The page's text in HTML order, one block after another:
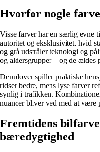
Hvorfor nogle
Visse farver har en særlig evne
autoritet og eksklusivitet, hvid
og grå udstråler teknologi og
og aldersgrupper – og de ældes
Derudover spiller praktiske
ridser bedre, mens lyse farver
synlig i trafikken.
nuancer bliver ved med at være
Fremtidens
bæredygtighed